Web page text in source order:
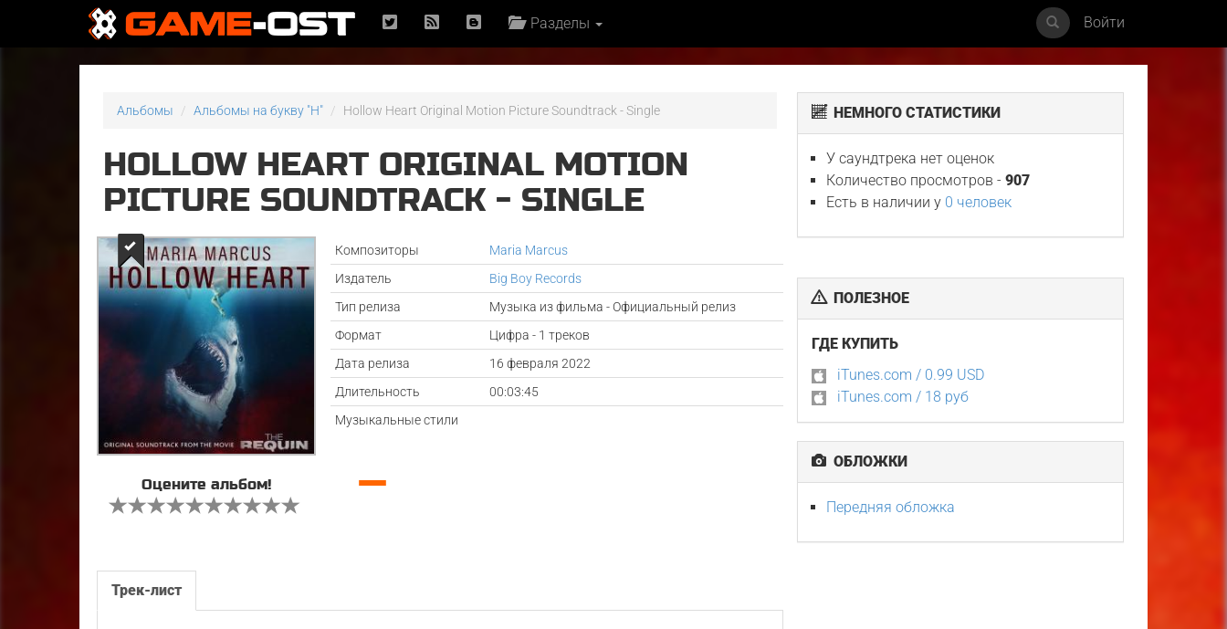
Разделы Войти
Альбомы Альбомы на букву "H" Hollow Heart Original Motion Picture Soundtrack - Single
HOLLOW HEART ORIGINAL MOTION
PICTURE SOUNDTRACK - SINGLE
Композиторы
Maria Marcus
Издатель
Big Boy Records
Тип релиза
Музыка из фильма - Официальный релиз
Формат
Цифра - 1 треков
Дата релиза
16 февраля 2022
Длительность
00:03:45
Музыкальные стили
Оцените альбом! —
Трек-лист
НЕМНОГО СТАТИСТИКИ
У саундтрека нет оценок
Количество просмотров -907
Есть в наличии у 0 человек
ПОЛЕЗНОЕ
ГДЕ КУПИТЬ
iTunes.com / 0.99 USD
iTunes.com / 18 руб
ОБЛОЖКИ
Передняя обложка